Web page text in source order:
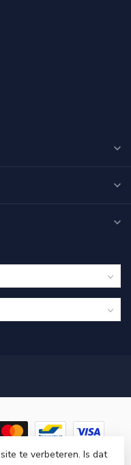
- Powered byLightspeed-
te verbeteren. Is dat